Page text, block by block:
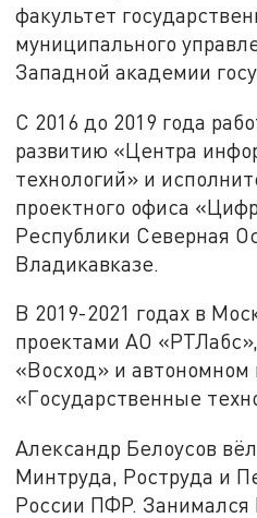
факультет
муниципального
Западной академии
С 2016 до 2019 года
развитию «Центра
технологий» и
проектного офиса
Республики Северная
Владикавказе.
В 2019-2021 годах в
проектами АО
«Восход» и автономном
«Государственные
Александр Белоусов
Минтруда, Роструда и
России ПФР. Занимался